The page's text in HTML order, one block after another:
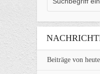
Beiträge von heute